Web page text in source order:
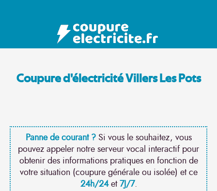
Coupure d'électricité Villers Les Pots
Panne de courant ?Si vous le souhaitez, vous
pouvez appeler notre serveur vocal interactif pour
obtenir des informations pratiques en fonction de
votre situation (coupure générale ou isolée) et ce
24h/24et7J/7.